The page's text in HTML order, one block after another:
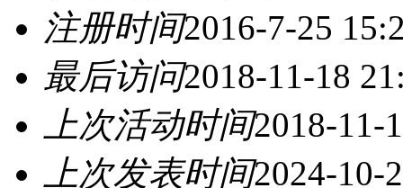
注册时间2016-7-25
最后访问2018-11-18
上次活动时间2018-11-
上次发表时间2024-10-